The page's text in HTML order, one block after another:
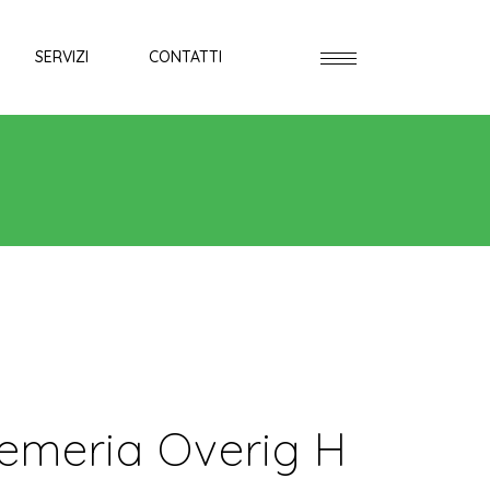
SERVIZI CONTATTI
Overig H